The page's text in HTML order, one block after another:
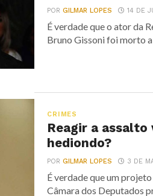
PORGILMAR LOPES 14 DE
É verdade que o ator da
Bruno Gissoni foi morto
CRIMES
Reagir a
hediondo?
PORGILMAR LOPES 3 DE
É verdade que um
Câmara dos Deputados